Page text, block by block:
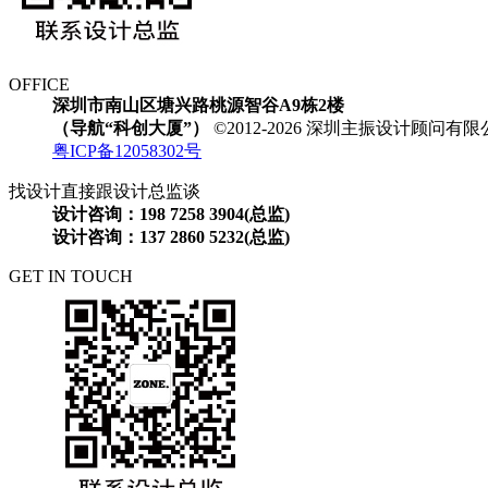
OFFICE
深圳市南山区塘兴路桃源智谷A9栋2楼
（导航“科创大厦”）
©2012-2026 深圳主振设计顾问有限
粤ICP备12058302号
找设计直接跟设计总监谈
设计咨询：198 7258 3904(总监)
设计咨询：137 2860 5232(总监)
GET IN TOUCH